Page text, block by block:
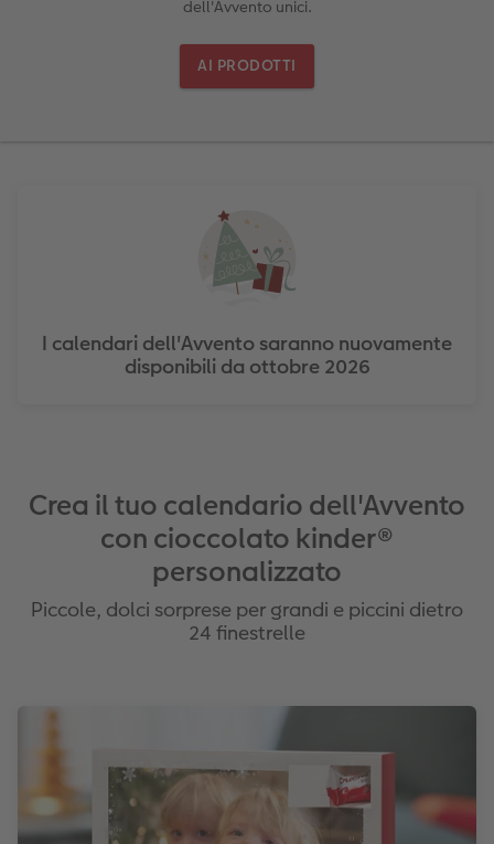
Foto adesivi
Art prints
Plexiglas
Alluminio Dibond
Foto su legno
Mosaico
Cover
Art prints
Cartoline spedizione diretta
dell'Avvento unici.
AI PRODOTTI
I calendari dell'Avvento saranno nuovamente
disponibili da ottobre 2026
Crea il tuo calendario dell'Avvento
con cioccolato kinder®
personalizzato
Piccole, dolci sorprese per grandi e piccini dietro
24 finestrelle